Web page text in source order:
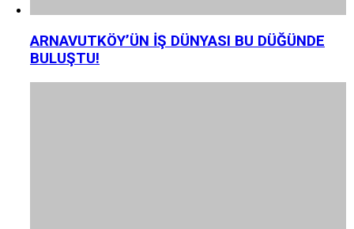
ARNAVUTKÖY’ÜN İŞ DÜNYASI BU DÜĞÜNDE
BULUŞTU!